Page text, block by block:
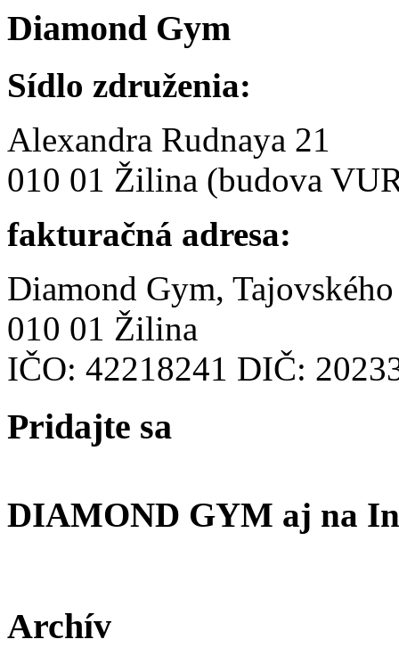
Diamond Gym
Sídlo združenia:
Alexandra Rudnaya 21
010 01 Žilina (budova
fakturačná adresa:
Diamond Gym,
010 01 Žilina
IČO: 42218241 DIČ:
Pridajte sa
DIAMOND GYM aj na
Archív